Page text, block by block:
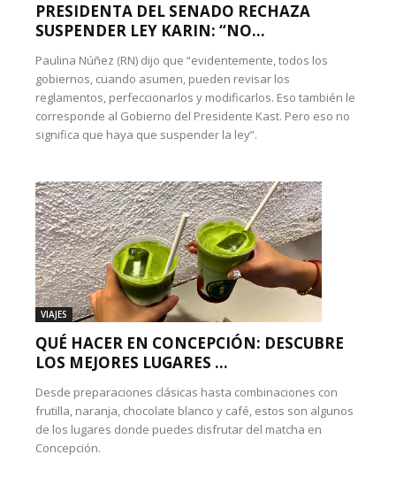
PRESIDENTA DEL SENADO RECHAZA
SUSPENDER LEY KARIN: “NO...
Paulina Núñez (RN) dijo que “evidentemente, todos los
gobiernos, cuando asumen, pueden revisar los
reglamentos, perfeccionarlos y modificarlos. Eso también le
corresponde al Gobierno del Presidente Kast. Pero eso no
significa que haya que suspender la ley”.
VIAJES
QUÉ HACER EN CONCEPCIÓN: DESCUBRE
LOS MEJORES LUGARES ...
Desde preparaciones clásicas hasta combinaciones con
frutilla, naranja, chocolate blanco y café, estos son algunos
de los lugares donde puedes disfrutar del matcha en
Concepción.